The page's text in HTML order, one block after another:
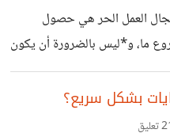
الوجبة كنوع من التشجيع على
العمل الحر هي حصول
ما، و*ليس بالضرورة أن يكون
عدم تقديره للعمل وإلتزامه
طارئة تمنعه عن استكمال
المشروع ليس مُلزمًا بتحمُل
بشكل سريع؟